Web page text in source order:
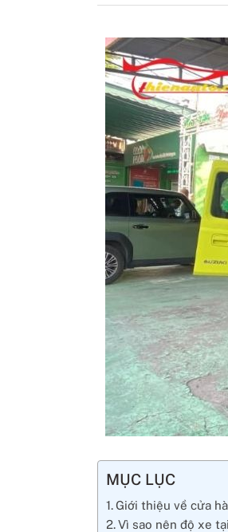
MỤC LỤC
Giới thiệu về cửa
Vì sao nên độ xe